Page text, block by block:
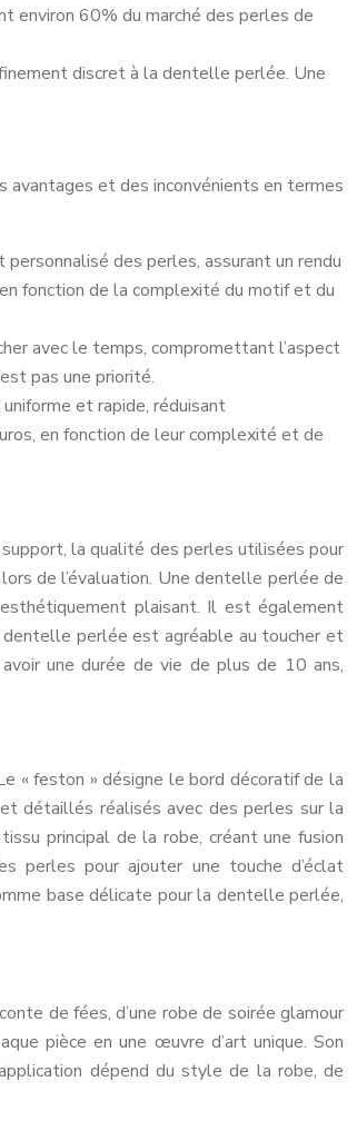
environ 60% du marché des perles de
discret à la dentelle perlée. Une
et des inconvénients en termes
des perles, assurant un rendu
fonction de la complexité du motif et du
avec le temps, compromettant l’aspect
pas une priorité.
et rapide, réduisant
en fonction de leur complexité et de
la qualité des perles utilisées pour
de l’évaluation. Une dentelle perlée de
plaisant. Il est également
perlée est agréable au toucher et
une durée de vie de plus de 10 ans,
« feston » désigne le bord décoratif de la
détaillés réalisés avec des perles sur la
principal de la robe, créant une fusion
perles pour ajouter une touche d’éclat
base délicate pour la dentelle perlée,
de fées, d’une robe de soirée glamour
pièce en une œuvre d’art unique. Son
dépend du style de la robe, de